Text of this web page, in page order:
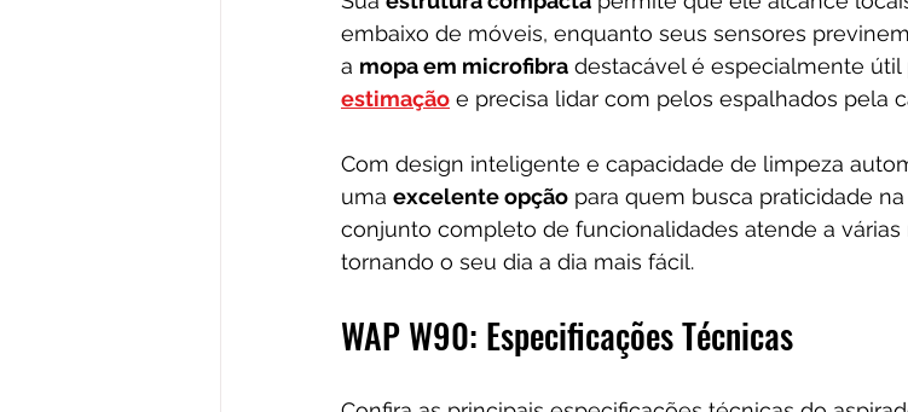
embaixo de móveis, enquanto seus sensores
a mopa em microfibra destacável é especialmente útil
estimação e precisa lidar com pelos espalhados pela
Com design inteligente e capacidade de limpeza
uma excelente opção para quem busca praticidade
conjunto completo de funcionalidades atende a várias
tornando o seu dia a dia mais fácil.
WAP W90: Especificações Técnicas